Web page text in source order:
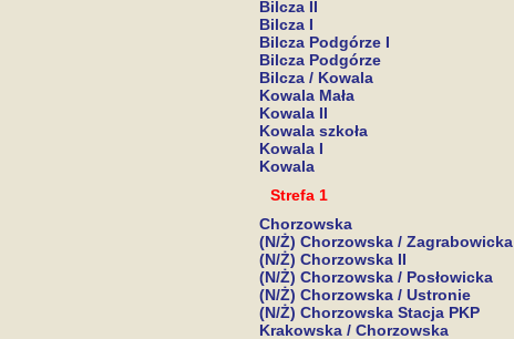
Bilcza II
Bilcza I
Bilcza Podgórze I
Bilcza Podgórze
Bilcza / Kowala
Kowala Mała
Kowala II
Kowala szkoła
Kowala I
Kowala
Strefa 1
Chorzowska
(N/Ż) Chorzowska / Zagrabowicka
(N/Ż) Chorzowska II
(N/Ż) Chorzowska / Posłowicka
(N/Ż) Chorzowska / Ustronie
(N/Ż) Chorzowska Stacja PKP
Krakowska / Chorzowska